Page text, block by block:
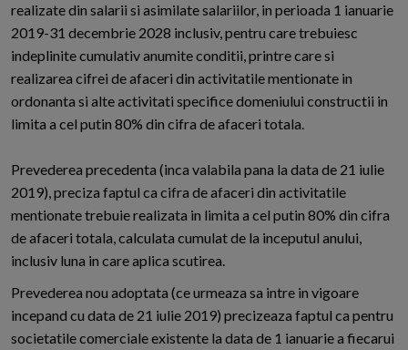
realizate din salarii si asimilate salariilor, in perioada 1 ianuarie
2019-31 decembrie 2028 inclusiv, pentru care trebuiesc
indeplinite cumulativ anumite conditii, printre care si
realizarea cifrei de afaceri din activitatile mentionate in
ordonanta si alte activitati specifice domeniului constructii in
limita a cel putin 80% din cifra de afaceri totala.
Prevederea precedenta (inca valabila pana la data de 21 iulie
2019), preciza faptul ca cifra de afaceri din activitatile
mentionate trebuie realizata in limita a cel putin 80% din cifra
de afaceri totala, calculata cumulat de la inceputul anului,
inclusiv luna in care aplica scutirea.
Prevederea nou adoptata (ce urmeaza sa intre in vigoare
incepand cu data de 21 iulie 2019) precizeaza faptul ca pentru
societatile comerciale existente la data de 1 ianuarie a fiecarui